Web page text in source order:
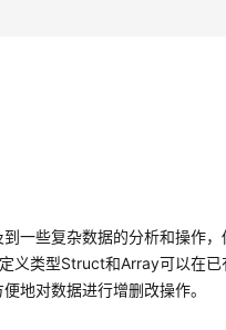
一些复杂数据的分析和操作
义类型Struct和Array可以在
地对数据进行增删改操作。